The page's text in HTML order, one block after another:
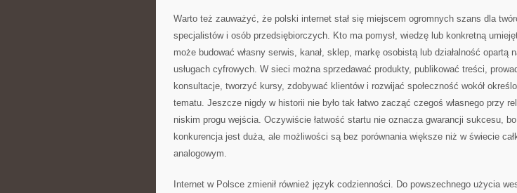
Warto też zauważyć, że polski internet stał się miejscem ogromnych szans dla
specjalistów i osób przedsiębiorczych. Kto ma pomysł, wiedzę lub konkretną
może budować własny serwis, kanał, sklep, markę osobistą lub działalność opartą
usługach cyfrowych. W sieci można sprzedawać produkty, publikować treści,
konsultacje, tworzyć kursy, zdobywać klientów i rozwijać społeczność wokół
tematu. Jeszcze nigdy w historii nie było tak łatwo zacząć czegoś własnego przy
niskim progu wejścia. Oczywiście łatwość startu nie oznacza gwarancji sukcesu, bo
konkurencja jest duża, ale możliwości są bez porównania większe niż w świecie
analogowym.
Internet w Polsce zmienił również język codzienności. Do powszechnego użycia